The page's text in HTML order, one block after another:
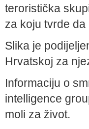
teroristička
za koju tvrde
Slika je
Hrvatskoj za
Informaciju o
intelligence
moli za život.